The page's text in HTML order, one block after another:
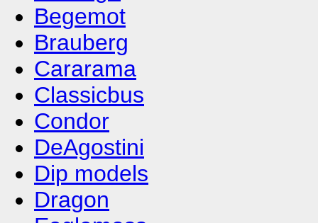
Begemot
Brauberg
Cararama
Classicbus
Condor
DeAgostini
Dip models
Dragon